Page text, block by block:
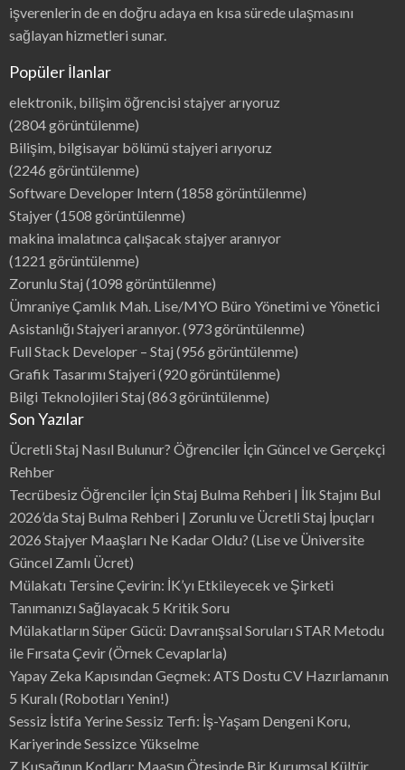
işverenlerin de en doğru adaya en kısa sürede ulaşmasını
sağlayan hizmetleri sunar.
Popüler İlanlar
elektronik, bilişim öğrencisi stajyer arıyoruz
(2804 görüntülenme)
Bilişim, bilgisayar bölümü stajyeri arıyoruz
(2246 görüntülenme)
Software Developer Intern (1858 görüntülenme)
Stajyer(1508 görüntülenme)
makina imalatınca çalışacak stajyer aranıyor
(1221 görüntülenme)
Zorunlu Staj (1098 görüntülenme)
Ümraniye Çamlık Mah. Lise/MYO Büro Yönetimi ve Yönetici
Asistanlığı Stajyeri aranıyor.(973 görüntülenme)
Full Stack Developer – Staj (956 görüntülenme)
Grafik Tasarımı Stajyeri (920 görüntülenme)
Bilgi Teknolojileri Staj (863 görüntülenme)
Son Yazılar
Ücretli Staj Nasıl Bulunur? Öğrenciler İçin Güncel ve Gerçekçi
Rehber
Tecrübesiz Öğrenciler İçin Staj Bulma Rehberi | İlk Stajını Bul
2026’da Staj Bulma Rehberi | Zorunlu ve Ücretli Staj İpuçları
2026 Stajyer Maaşları Ne Kadar Oldu? (Lise ve Üniversite
Güncel Zamlı Ücret)
Mülakatı Tersine Çevirin: İK’yı Etkileyecek ve Şirketi
Tanımanızı Sağlayacak 5 Kritik Soru
Mülakatların Süper Gücü: Davranışsal Soruları STAR Metodu
ile Fırsata Çevir (Örnek Cevaplarla)
Yapay Zeka Kapısından Geçmek: ATS Dostu CV Hazırlamanın
5 Kuralı (Robotları Yenin!)
Sessiz İstifa Yerine Sessiz Terfi: İş-Yaşam Dengeni Koru,
Kariyerinde Sessizce Yükselme
Z Kuşağının Kodları: Maaşın Ötesinde Bir Kurumsal Kültür